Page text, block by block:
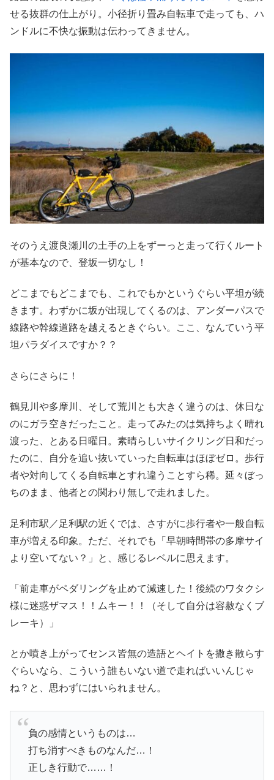
せる抜群の仕上がり。小径折り畳み自転車で走っても、ハ
ンドルに不快な振動は伝わってきません。
そのうえ渡良瀬川の土手の上をずーっと走って行くルート
が基本なので、登坂一切なし！
どこまでもどこまでも、これでもかというぐらい平坦が続
きます。わずかに坂が出現してくるのは、アンダーパスで
線路や幹線道路を越えるときぐらい。ここ、なんていう平
坦パラダイスですか？？
さらにさらに！
鶴見川や多摩川、そして荒川とも大きく違うのは、休日な
のにガラ空きだったこと。走ってみたのは気持ちよく晴れ
渡った、とある日曜日。素晴らしいサイクリング日和だっ
たのに、自分を追い抜いていった自転車はほぼゼロ。歩行
者や対向してくる自転車とすれ違うことすら稀。延々ぼっ
ちのまま、他者との関わり無しで走れました。
足利市駅／足利駅の近くでは、さすがに歩行者や一般自転
車が増える印象。ただ、それでも「早朝時間帯の多摩サイ
より空いてない？」と、感じるレベルに思えます。
「前走車がペダリングを止めて減速した！後続のワタクシ
様に迷惑ザマス！！ムキー！！（そして自分は容赦なくブ
レーキ）」
とか噴き上がってセンス皆無の造語とヘイトを撒き散らす
ぐらいなら、こういう誰もいない道で走ればいいんじゃ
ね？と、思わずにはいられません。
負の感情というものは…
打ち消すべきものなんだ…！
正しき行動で……！